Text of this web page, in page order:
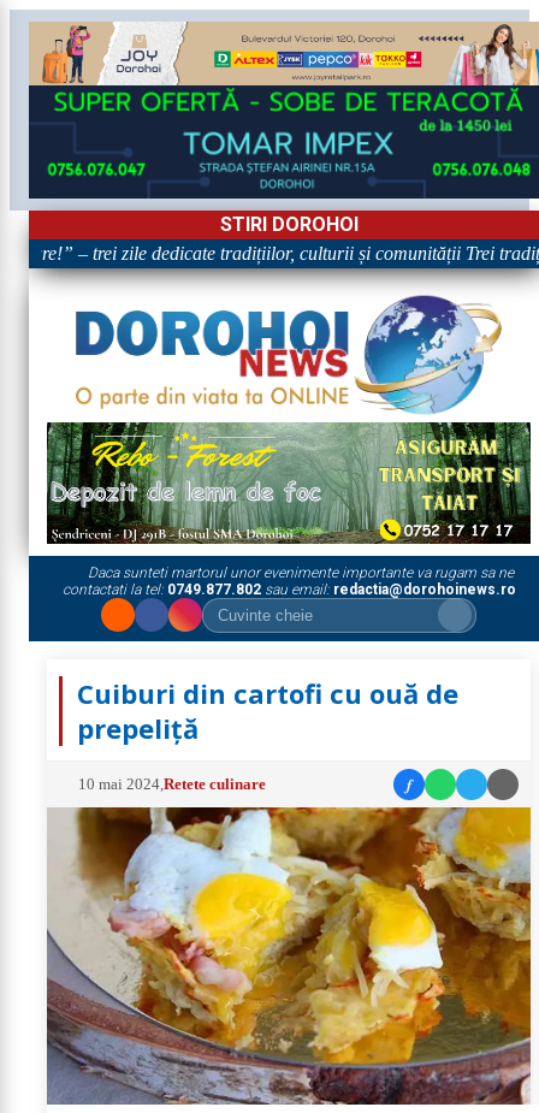
STIRI DOROHOI
– trei zile dedicate tradițiilor, culturii și comunității Trei
Daca sunteti martorul unor evenimente importante va rugam sa ne
contactati la tel: 0749.877.802sau email: redactia@dorohoinews.ro
Cuiburi din cartofi cu ouă de
prepeliță
10 mai 2024 ,Retete culinare f